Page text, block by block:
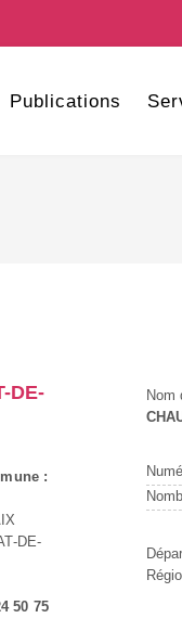
Publications
DE-
:
DE-
50 75
Nom